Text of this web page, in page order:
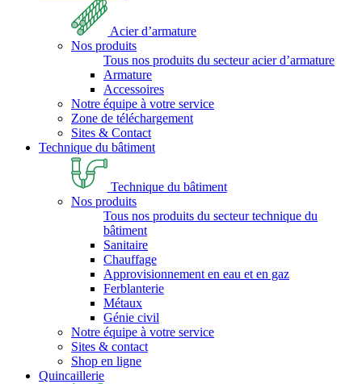
Acier d’armature
Nos produits
Tous nos produits du secteur acier d’armature
Armature
Accessoires
Notre équipe à votre service
Zone de téléchargement
Sites & Contact
Technique du bâtiment
Technique du bâtiment
Nos produits
Tous nos produits du secteur technique du
bâtiment
Sanitaire
Chauffage
Approvisionnement en eau et en gaz
Ferblanterie
Métaux
Génie civil
Notre équipe à votre service
Sites & contact
Shop en ligne
Quincaillerie